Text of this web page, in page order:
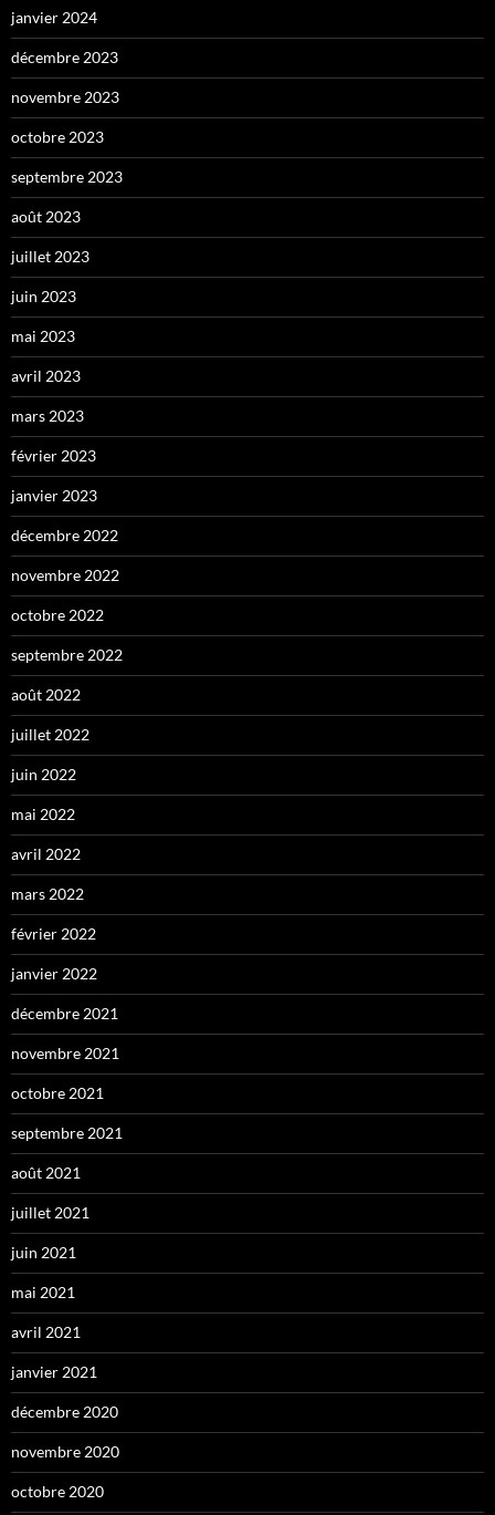
janvier 2024
décembre 2023
novembre 2023
octobre 2023
septembre 2023
août 2023
juillet 2023
juin 2023
mai 2023
avril 2023
mars 2023
février 2023
janvier 2023
décembre 2022
novembre 2022
octobre 2022
septembre 2022
août 2022
juillet 2022
juin 2022
mai 2022
avril 2022
mars 2022
février 2022
janvier 2022
décembre 2021
novembre 2021
octobre 2021
septembre 2021
août 2021
juillet 2021
juin 2021
mai 2021
avril 2021
janvier 2021
décembre 2020
novembre 2020
octobre 2020